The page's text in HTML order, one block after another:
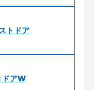
トドア
アW